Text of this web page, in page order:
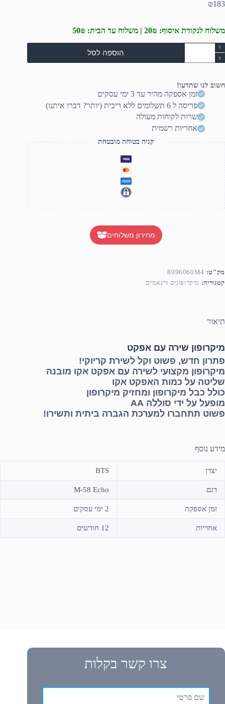
₪183
משלוח לנקודת איסוף: 20₪ | משלוח עד הבית: 50₪
כמות
של
מיקרופון
מובנה
הוספה לסל
חשוב לנו שתדעו!
זמן אספקה מהיר עד 3 ימי עסקים
פריסה ל 6 תשלומים ללא ריבית (יותר? דברו איתנו)
שרות לקוחות מעולה
אחריות רשמית
קניה בטוחה מובטחת
מחירון משלוחים
מק"ט: 8996060M4
קטגוריה: מיקרופונים דינאמים
תיאור
מיקרופון שירה עם אפקט
פתרון חדש, פשוט וקל לשירת קריוקי!
מיקרופון מקצועי לשירה עם אפקט אקו מובנה
שליטה על כמות האפקט אקו
כולל כבל מיקרופון ומחזיק מיקרופון
מופעל על ידי סוללה AA
פשוט תתחברו למערכת הגברה ביתית ותשירו!
מידע נוסף
יצרן BTS
דגם M-58 Echo
זמן אספקה 2 ימי עסקים
אחריות 12 חודשים
צרו קשר בקלות